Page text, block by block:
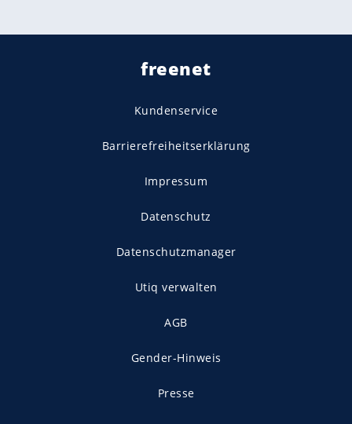
freenet
Kundenservice
Barrierefreiheitserklärung
Impressum
Datenschutz
Datenschutzmanager
Utiq verwalten
AGB
Gender-Hinweis
Presse